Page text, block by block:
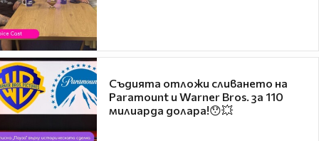
Съдията отложи сливането на
Paramount и Warner Bros. за 110
милиарда долара!😯💥